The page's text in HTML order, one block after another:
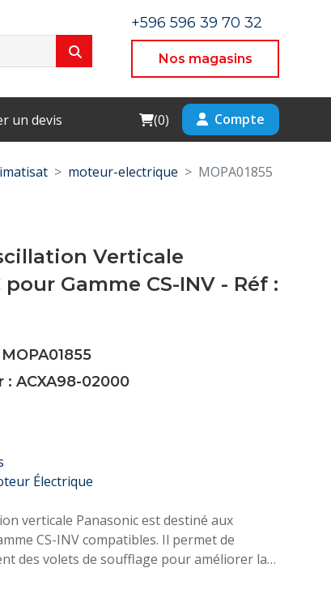
+596 596 39 70 32
Nos magasins
un devis Cart
(0) Compte
moteur-electrique MOPA01855
Verticale
pour Gamme CS-INV - Réf :
: ACXA98-02000
Électrique
verticale Panasonic est destiné aux
CS-INV compatibles. Il permet de
des volets de soufflage pour améliorer la
confort au quotidien.